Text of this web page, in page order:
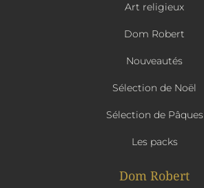
Art religieux
Dom Robert
Nouveautés
Sélection de Noël
Sélection de Pâques
Les packs
Dom Robert